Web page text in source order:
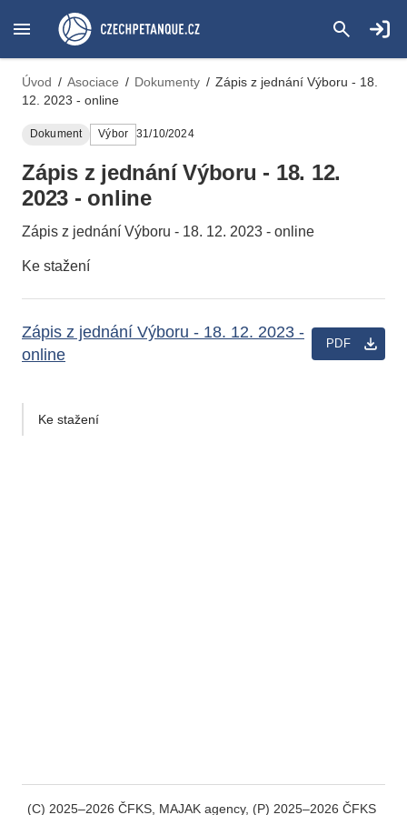
Úvod / Asociace / Dokumenty / Zápis z jednání Výboru - 18.
12. 2023 - online
Dokument Výbor 31/10/2024
Zápis z jednání Výboru - 18. 12.
2023 - online
Zápis z jednání Výboru - 18. 12. 2023 - online
Ke stažení
Zápis z jednání Výboru - 18. 12. 2023 -
online
PDF
Ke stažení
(C) 2025–2026 ČFKS, MAJAK agency, (P) 2025–2026 ČFKS